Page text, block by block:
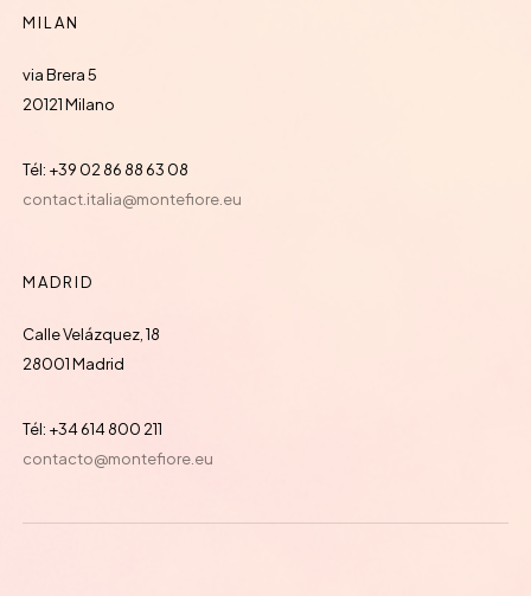
MILAN
via Brera 5
20121 Milano
Tél: +39 02 86 88 63 08
contact.italia@montefiore.eu
MADRID
Calle Velázquez, 18
28001 Madrid
Tél: +34 614 800 211
contacto@montefiore.eu